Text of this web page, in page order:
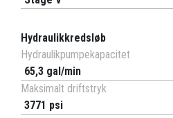
Hydraulikkredsløb
Hydraulikpumpekapacitet
65,3 gal/min
Maksimalt driftstryk
3771 psi